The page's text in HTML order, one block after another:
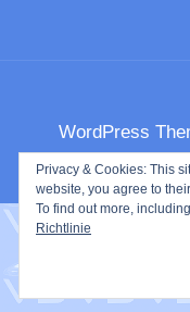
WordPress
Privacy & Cookies: This
website, you agree to
To find out more,
Richtlinie